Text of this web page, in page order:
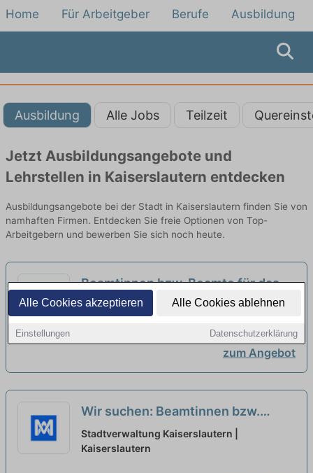
Alle Cookies akzeptieren Alle Cookies ablehnen
Einstellungen Datenschutzerklärung
Home Für Arbeitgeber Berufe Ausbildung
Ausbildung Alle Jobs Teilzeit
Jetzt Ausbildungsangebote und
Lehrstellen in Kaiserslautern entdecken
Ausbildungsangebote bei der Stadt in Kaiserslautern finden Sie von
namhaften Firmen. Entdecken Sie freie Optionen von Top-
Arbeitgebern und bewerben Sie sich noch heute.
Beamtinnen bzw. Beamte für das
zweite Einstiegsamt der Laufbahn
Polizei und Feuerwehr -
Brandmeisterinnen bzw.
neu
Stadtverwaltung Kaiserslautern |
Kaiserslautern
zum Angebot
Wir suchen: Beamtinnen bzw.
Beamte für das zweite
Einstiegsamt der Laufbahn Polizei
Stadtverwaltung Kaiserslautern |
Kaiserslautern